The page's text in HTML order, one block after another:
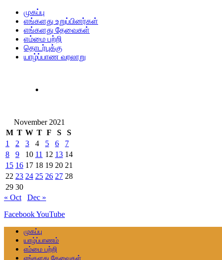
முகப்பு
எங்களது உறுப்பினர்கள்
எங்களது தேவைகள்
எம்மை பற்றி
தொடர்புக்கு
யாழ்ப்பாண வரலாறு
November 2021
M T W T F S
S
1
2 3 4 5 6
7
8
9 10 11 12 13 14
15 16 17 18 19 20 21
22 23 24 25 26 27 28
29 30
« Oct
Dec »
FacebookYouTube
முகப்பு
யாழ்ப்பாணம்
எம்மை பற்றி
எங்களது தேவைகள்